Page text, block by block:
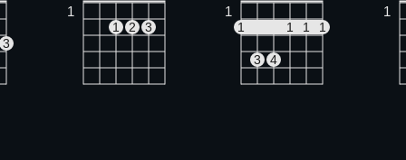
3
1
1 2 3
1
1 1 1 1
3 4
1